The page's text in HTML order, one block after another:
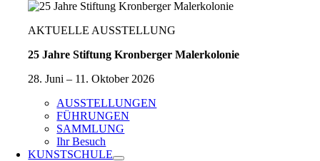
AKTUELLE AUSSTELLUNG
25 Jahre Stiftung Kronberger Malerkolonie
28. Juni – 11. Oktober 2026
AUSSTELLUNGEN
FÜHRUNGEN
SAMMLUNG
Ihr Besuch
KUNSTSCHULE